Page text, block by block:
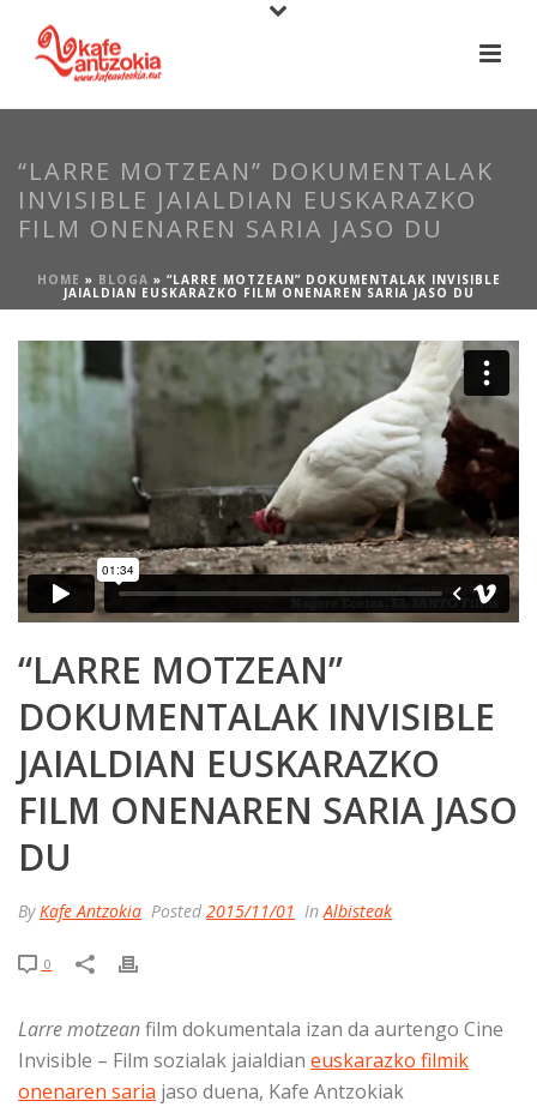
“LARRE MOTZEAN” DOKUMENTALAK
INVISIBLE JAIALDIAN EUSKARAZKO
FILM ONENAREN SARIA JASO DU
HOME » BLOGA » “LARRE MOTZEAN” DOKUMENTALAK INVISIBLE
JAIALDIAN EUSKARAZKO FILM ONENAREN SARIA JASO DU
“LARRE MOTZEAN”
DOKUMENTALAK INVISIBLE
JAIALDIAN EUSKARAZKO
FILM ONENAREN SARIA JASO
DU
ByKafe Antzokia Posted 2015/11/01 InAlbisteak
0
Larre motzeanfilm dokumentala izan da aurtengo Cine
Invisible – Film sozialak jaialdian euskarazko filmik
onenaren saria jaso duena, Kafe Antzokiak